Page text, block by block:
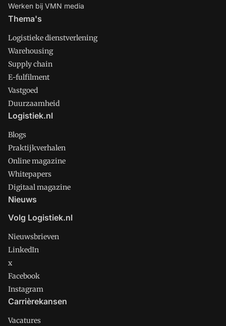
Werken bij VMN media
Thema's
Logistieke dienstverlening
Warehousing
Supply chain
E-fulfilment
Vastgoed
Duurzaamheid
Logistiek.nl
Blogs
Praktijkverhalen
Online magazine
Whitepapers
Digitaal magazine
Nieuws
Volg Logistiek.nl
Nieuwsbrieven
LinkedIn
x
Facebook
Instagram
Carrièrekansen
Vacatures